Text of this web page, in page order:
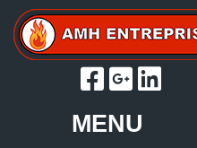
MENU